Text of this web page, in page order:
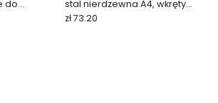
do
+ bit
stal nierdzewna A4, wkręty
glider (100 szt.)
zł 73.20